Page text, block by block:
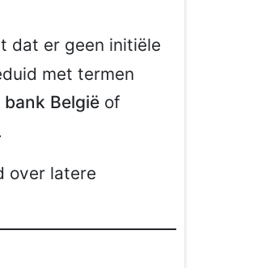
dat er geen initiële
met termen
België of
over latere